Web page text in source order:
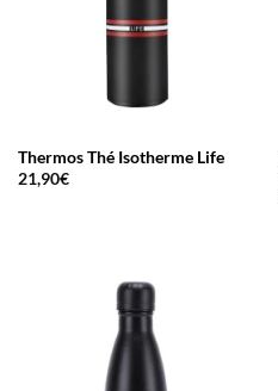
Thermos Thé Isotherme Life
21,90€